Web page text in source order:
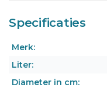
Specificaties
Merk:
Liter:
Diameter in cm: